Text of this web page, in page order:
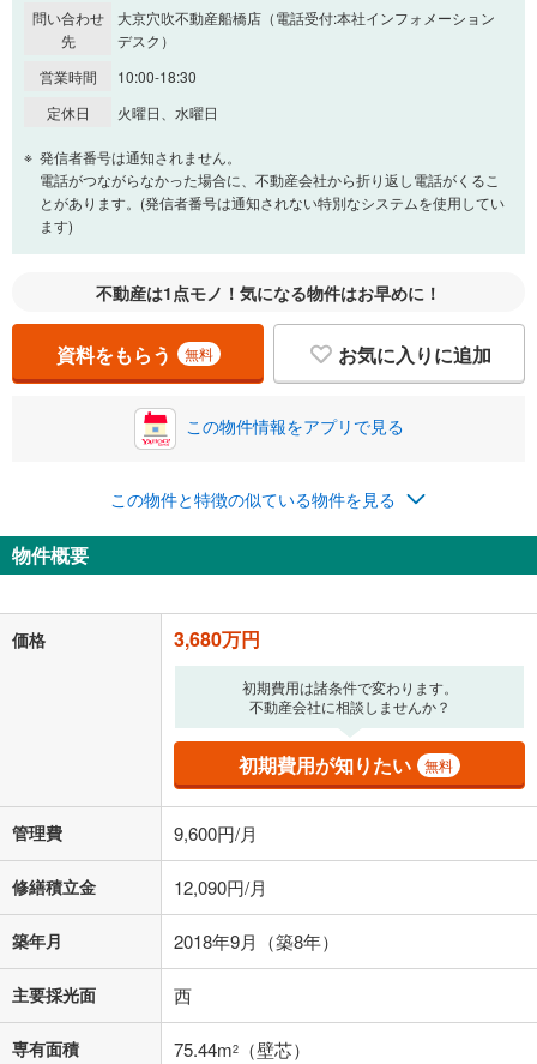
返済期間
一般的には最長35年まで借り入れ可能です。多くの金融機関
が完済時の年齢は80歳までを条件としています。
閉じる
自己資金から住宅購入にかけられる金額を入力してくださ
い。一般的には物件価格の2割までが目安です。
閉じる
/回
0円
年2回払いを想定しています。毎月の返済額に加えて、ボー
ボーナス払いの限度額は金融機関によって異なります。
閉じる
月々の返済額 117,217円/月
ローン返済額 95,527円（頭金比率 0%）
「金利」については、ご利用を予定されている金融機関等にご確認の
上、ご自身での入力をお願いいたします。初期設定で自動入力されてい
る値は、実際の金融機関等における貸出金利とは何ら関係がなく、実際
の金融機関等における貸出金利を何ら保証するものではありません。返
済方法「元利均等返済」にて算出しております。入力された金利を35年
適用した場合の計算結果を表示しています。
その他月額費用や、初期費用がかかります。ご注意ください。実際にお
す。
条件によってお借り入れができないことがあります。
不動産会社に購入相談をする 無料
問い合わせ
先
大京穴吹不動産船橋店（電話受付:本社インフォメーション
デスク）
営業時間
10:00-18:30
定休日
火曜日、水曜日
発信者番号は通知されません。
電話がつながらなかった場合に、不動産会社から折り返し電話がくるこ
とがあります。(発信者番号は通知されない特別なシステムを使用してい
ます)
不動産は1点モノ！気になる物件はお早めに！
資料をもらう 無料 お気に入りに追加
この物件情報をアプリで見る
この物件と特徴の似ている物件を見る
物件概要
価格 3,680万円
初期費用は諸条件で変わります。
不動産会社に相談しませんか？
初期費用が知りたい 無料
管理費 9,600円/月
修繕積立金 12,090円/月
築年月 2018年9月（築8年）
主要採光面 西
専有面積 75.44m2
（壁芯）